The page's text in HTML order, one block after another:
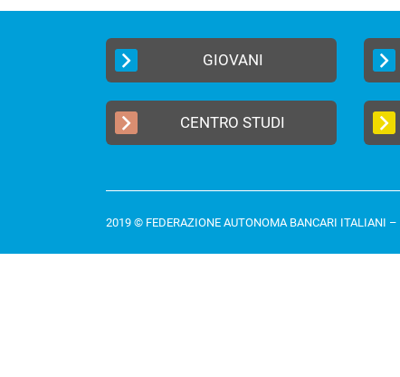
GIOVANI
CENTRO STUDI
2019 © FEDERAZIONE AUTONOMA BANCARI ITALIANI –